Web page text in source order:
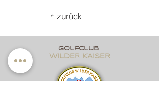
zurück
golfclub
wildER KAISER